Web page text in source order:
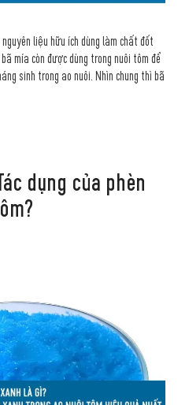
liệu hữu ích dùng làm chất đốt
mía còn được dùng trong nuôi tôm để
sinh trong ao nuôi. Nhìn chung thì bã
dụng của phèn